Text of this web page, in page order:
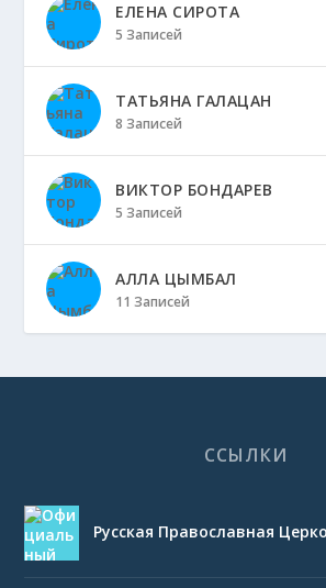
ЕЛЕНА СИРОТА
5 Записей
ТАТЬЯНА ГАЛАЦАН
8 Записей
ВИКТОР БОНДАРЕВ
5 Записей
АЛЛА ЦЫМБАЛ
11 Записей
ССЫЛКИ
Русская Православная